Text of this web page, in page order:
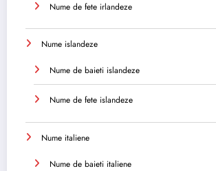
Nume de fete irlandeze
Nume islandeze
Nume de baieti islandeze
Nume de fete islandeze
Nume italiene
Nume de baieti italiene